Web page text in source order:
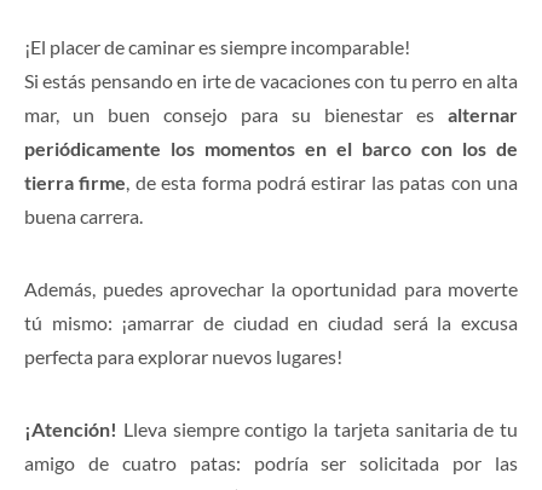
¡El placer de caminar es siempre incomparable!
Si estás pensando en irte de vacaciones con tu perro en alta
mar, un buen consejo para su bienestar es alternar
periódicamente los momentos en el barco con los de
tierra firme, de esta forma podrá estirar las patas con una
buena carrera.
Además, puedes aprovechar la oportunidad para moverte
tú mismo: ¡amarrar de ciudad en ciudad será la excusa
perfecta para explorar nuevos lugares!
¡Atención! Lleva siempre contigo la tarjeta sanitaria de tu
amigo de cuatro patas: podría ser solicitada por las